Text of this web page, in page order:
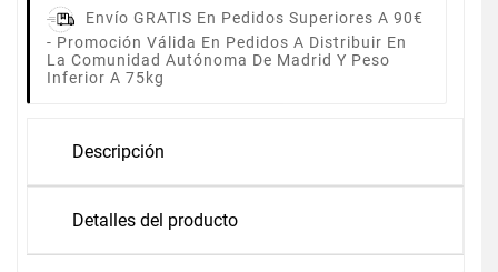
Envío GRATIS En Pedidos Superiores A 90€
- Promoción Válida En Pedidos A Distribuir En
La Comunidad Autónoma De Madrid Y Peso
Inferior A 75kg
Descripción
Detalles del producto